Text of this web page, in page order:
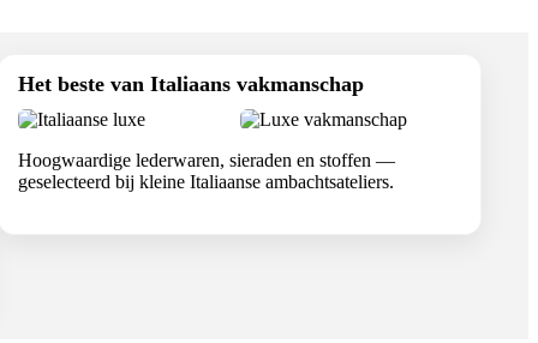
Het beste van Italiaans vakmanschap
Hoogwaardige lederwaren, sieraden en stoffen —
geselecteerd bij kleine Italiaanse ambachtsateliers.